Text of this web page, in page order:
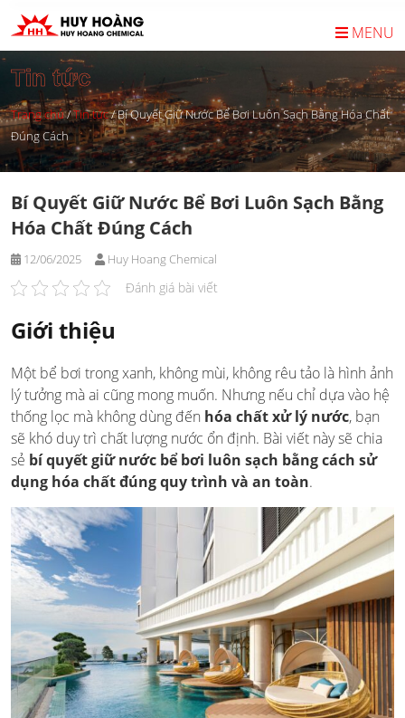
Skip
to
content
MENU
Tin tức
Trang chủ/Tin tức/Bí Quyết Giữ Nước Bể Bơi Luôn Sạch Bằng Hóa Chất
Đúng Cách
Bí Quyết Giữ Nước Bể Bơi Luôn Sạch Bằng
Hóa Chất Đúng Cách
12/06/2025 Huy Hoang Chemical
Đánh giá bài viết
Giới thiệu
Một bể bơi trong xanh, không mùi, không rêu tảo là hình ảnh
lý tưởng mà ai cũng mong muốn. Nhưng nếu chỉ dựa vào hệ
thống lọc mà không dùng đến hóa chất xử lý nước, bạn
sẽ khó duy trì chất lượng nước ổn định. Bài viết này sẽ chia
sẻ bí quyết giữ nước bể bơi luôn sạch bằng cách sử
dụng hóa chất đúng quy trình và an toàn.